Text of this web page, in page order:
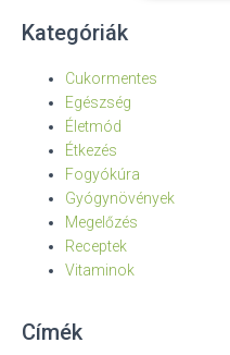
Kategóriák
Cukormentes
Egészség
Életmód
Étkezés
Fogyókúra
Gyógynövények
Megelőzés
Receptek
Vitaminok
Címék